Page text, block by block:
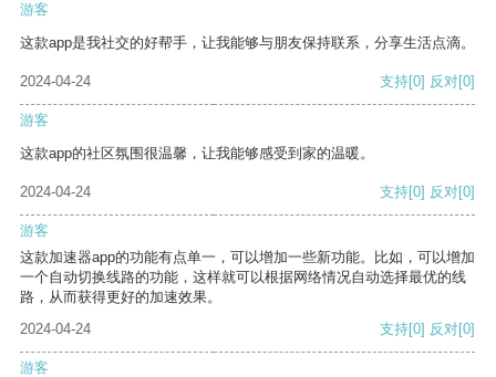
游客
这款app是我社交的好帮手，让我能够与朋友保持联系，分享生活点滴。
2024-04-24 支持[0] 反对[0]
游客
这款app的社区氛围很温馨，让我能够感受到家的温暖。
2024-04-24 支持[0] 反对[0]
游客
这款加速器app的功能有点单一，可以增加一些新功能。比如，可以增加
一个自动切换线路的功能，这样就可以根据网络情况自动选择最优的线
路，从而获得更好的加速效果。
2024-04-24
支持[0] 反对[0]
游客